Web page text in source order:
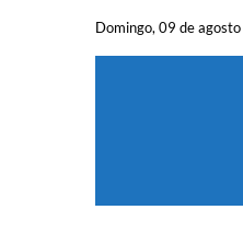
Domingo, 09 de
SEU JORNAL,